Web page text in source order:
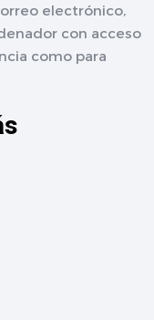
electrónico,
con acceso
como para